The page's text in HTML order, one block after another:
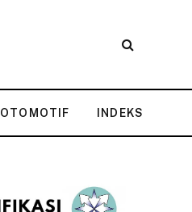
OTOMOTIF INDEKS